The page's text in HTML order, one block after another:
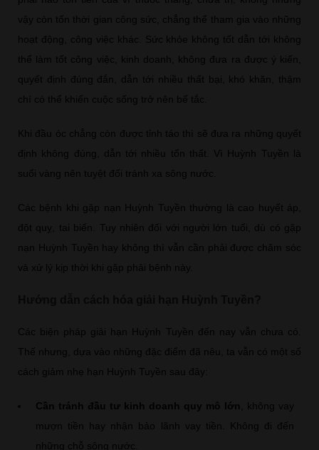
vậy còn tốn thời gian công sức, chẳng thể tham gia vào những
hoạt động, công việc khác. Sức khỏe không tốt dẫn tới không
thể làm tốt công việc, kinh doanh, không đưa ra được ý kiến,
quyết định đúng đắn, dẫn tới nhiều thất bại, khó khăn, thậm
chí có thể khiến cuộc sống trở nên bế tắc.
Khi đầu óc chẳng còn được tỉnh táo thì sẽ đưa ra những quyết
định không đúng, dẫn tới nhiều tổn thất. Vì Huỳnh Tuyền là
suối vàng nên tuyệt đối tránh xa sông nước.
Các bệnh khi gặp nạn Huỳnh Tuyền thường là cao huyết áp,
đột quỵ, tai biến. Tuy nhiên đối với người lớn tuổi, dù có gặp
nạn Huỳnh Tuyền hay không thì vẫn cần phải được chăm sóc
và xử lý kịp thời khi gặp phải bệnh này.
Các biện pháp giải hạn Huỳnh Tuyền đến nay vẫn chưa có.
Thế nhưng, dựa vào những đặc điểm đã nêu, ta vẫn có một số
cách giảm nhẹ hạn Huỳnh Tuyền sau đây:
Cần tránh đầu tư kinh doanh quy mô lớn
, không vay
mượn tiền hay nhận bảo lãnh vay tiền. Không đi đến
những chỗ sông nước.